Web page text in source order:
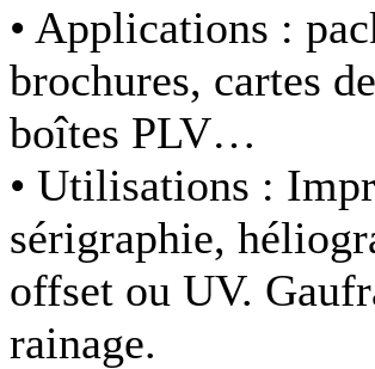
• Applications :
brochures, cartes
boîtes PLV…
• Utilisations :
sérigraphie,
offset ou UV.
rainage.